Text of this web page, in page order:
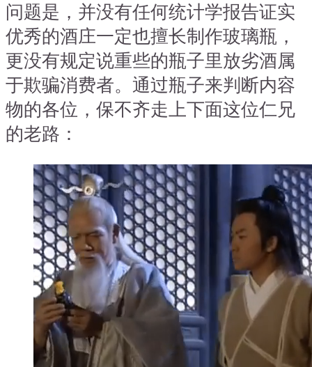
问题是，并没有任何统计学报告证实
优秀的酒庄一定也擅长制作玻璃瓶，
更没有规定说重些的瓶子里放劣酒属
于欺骗消费者。通过瓶子来判断内容
物的各位，保不齐走上下面这位仁兄
的老路：